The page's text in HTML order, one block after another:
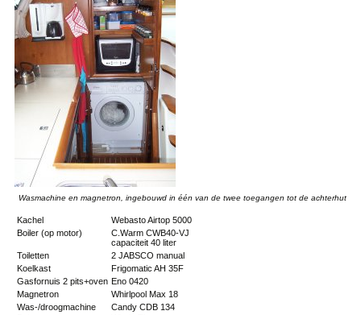
Wasmachine en magnetron, ingebouwd in één van de twee toegangen tot de achterhut
Kachel
Webasto Airtop 5000
Boiler (op motor)
C.Warm CWB40-VJ
capaciteit 40 liter
Toiletten
2 JABSCO manual
Koelkast
Frigomatic AH 35F
Gasfornuis 2 pits+oven Eno 0420
Magnetron
Whirlpool Max 18
Was-/droogmachine
Candy CDB 134